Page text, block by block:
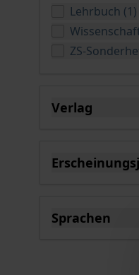
Lehrbuch (1)
ZS-
Verlag
Sprachen